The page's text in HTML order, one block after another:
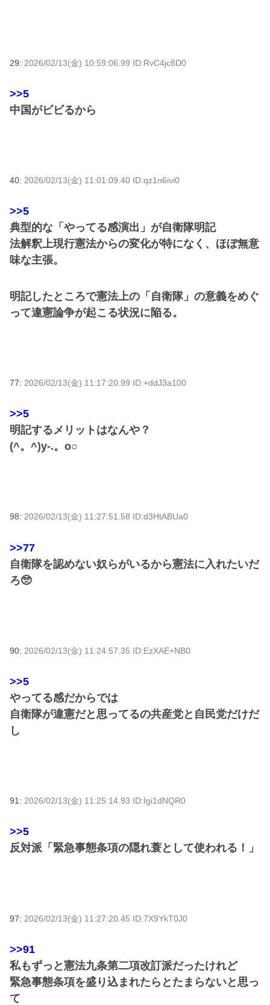
29: 2026/02/13(金) 10:59:06.99 ID:RvC4jc8D0
>>5
中国がビビるから
40: 2026/02/13(金) 11:01:09.40 ID:qz1n6ivi0
>>5
典型的な「やってる感演出」が自衛隊明記
法解釈上現行憲法からの変化が特になく、ほぼ無意
味な主張。
明記したところで憲法上の「自衛隊」の意義をめぐ
って違憲論争が起こる状況に陥る。
77: 2026/02/13(金) 11:17:20.99 ID:+ddJ3a100
>>5
明記するメリットはなんや？
(^。^)y-.。o○
98: 2026/02/13(金) 11:27:51.58 ID:d3HtABUa0
>>77
自衛隊を認めない奴らがいるから憲法に入れたいだ
ろ🥺
90: 2026/02/13(金) 11:24:57.35 ID:EzXAE+NB0
>>5
やってる感だからでは
自衛隊が違憲だと思ってるの共産党と自民党だけだ
し
91: 2026/02/13(金) 11:25:14.93 ID:Igi1dNQR0
>>5
反対派「緊急事態条項の隠れ蓑として使われる！」
97: 2026/02/13(金) 11:27:20.45 ID:7X9YkT0J0
>>91
私もずっと憲法九条第二項改訂派だったけれど
緊急事態条項を盛り込まれたらとたまらないと思っ
て